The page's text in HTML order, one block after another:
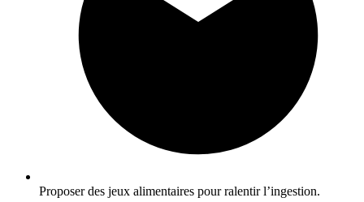
Proposer des jeux alimentaires pour ralentir l’ingestion.